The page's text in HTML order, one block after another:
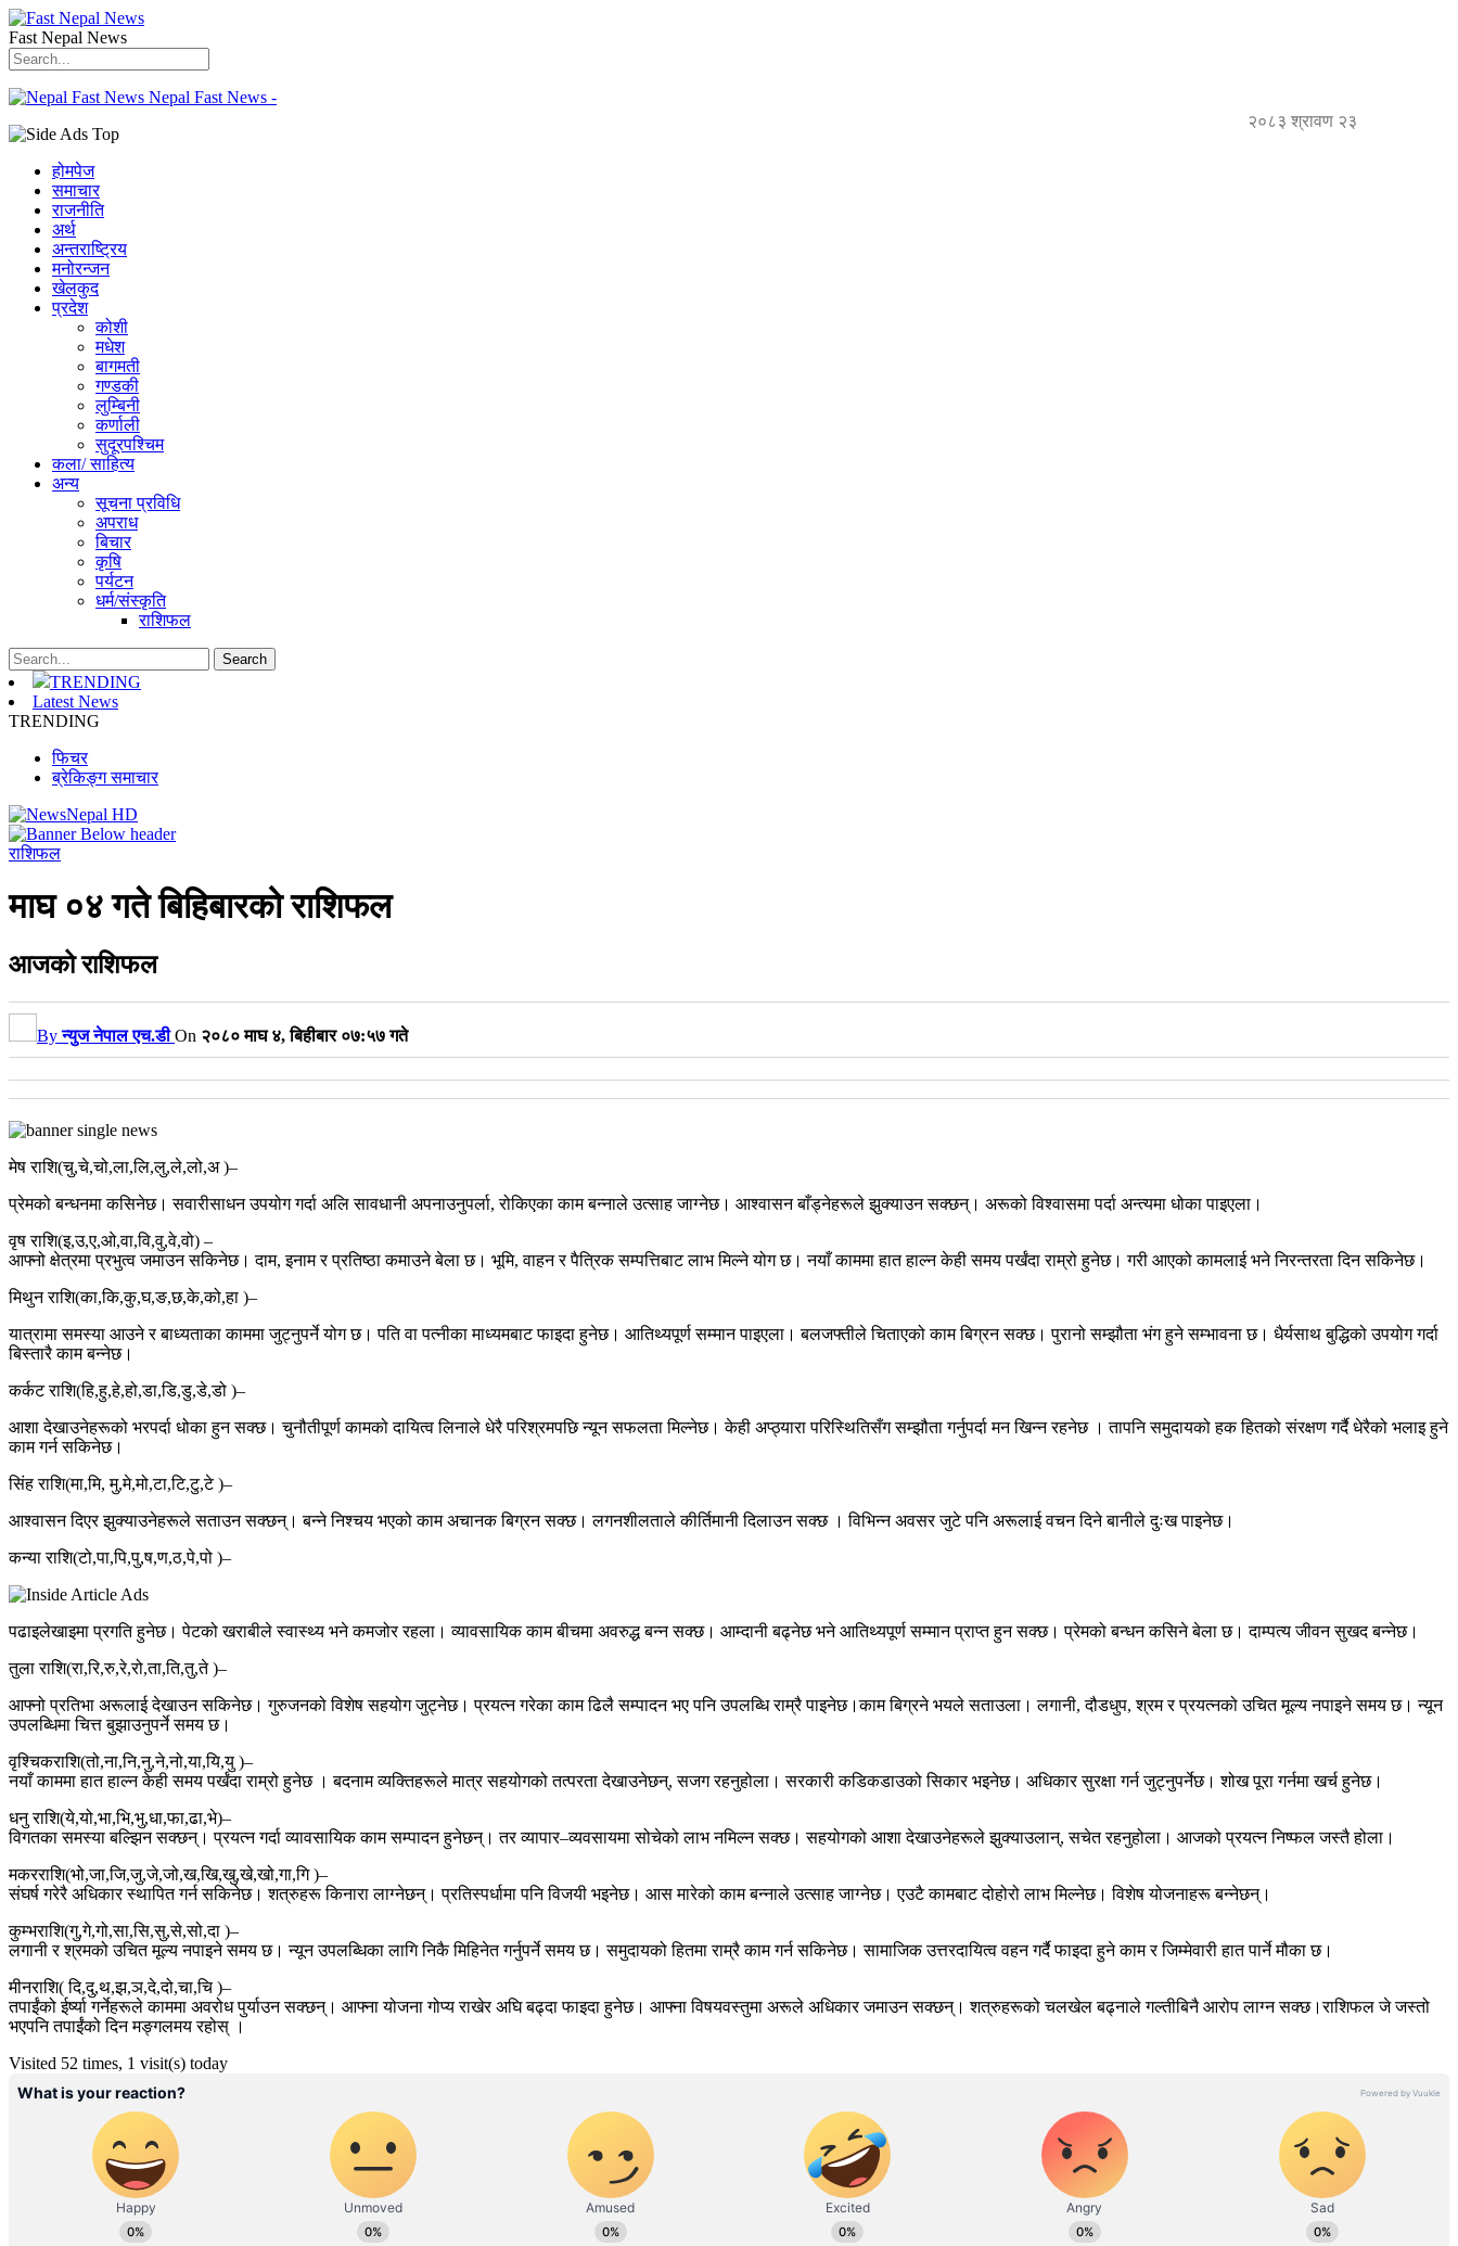
Fast Nepal News
Nepal Fast News -
२०८३ श्रावण २३
होमपेज
समाचार
राजनीति
अर्थ
अन्तराष्ट्रिय
मनोरन्जन
खेलकुद
प्रदेश
कोशी
मधेश
बागमती
गण्डकी
लुम्बिनी
कर्णाली
सुदूरपश्चिम
कला/ साहित्य
अन्य
सूचना प्रविधि
अपराध
बिचार
कृषि
पर्यटन
धर्म/संस्कृति
राशिफल
TRENDING
Latest News
TRENDING
फिचर
ब्रेकिङ्ग समाचार
राशिफल
माघ ०४ गते बिहिबारको राशिफल
आजको राशिफल
Byन्युज नेपाल एच.डी On २०८० माघ ४, बिहीबार ०७:५७ गते
मेष राशि(चु,चे,चो,ला,लि,लु,ले,लो,अ )–
प्रेमको बन्धनमा कसिनेछ। सवारीसाधन उपयोग गर्दा अलि सावधानी अपनाउनुपर्ला, रोकिएका काम बन्नाले उत्साह जाग्नेछ। आश्वासन बाँड्नेहरूले झुक्याउन सक्छन्। अरूको विश्वासमा पर्दा अन्त्यमा धोका पाइएला।
वृष राशि(इ,उ,ए,ओ,वा,वि,वु,वे,वो) –
आफ्नो क्षेत्रमा प्रभुत्व जमाउन सकिनेछ। दाम, इनाम र प्रतिष्ठा कमाउने बेला छ। भूमि, वाहन र पैत्रिक सम्पत्तिबाट लाभ मिल्ने योग छ। नयाँ काममा हात हाल्न केही समय पर्खंदा राम्रो हुनेछ। गरी आएको कामलाई भने निरन्तरता दिन सकिनेछ।
मिथुन राशि(का,कि,कु,घ,ङ,छ,के,को,हा )–
यात्रामा समस्या आउने र बाध्यताका काममा जुट्नुपर्ने योग छ। पति वा पत्नीका माध्यमबाट फाइदा हुनेछ। आतिथ्यपूर्ण सम्मान पाइएला। बलजफ्तीले चिताएको काम बिग्रन सक्छ। पुरानो सम्झौता भंग हुने सम्भावना छ। धैर्यसाथ बुद्धिको उपयोग गर्दा
बिस्तारै काम बन्नेछ।
कर्कट राशि(हि,हु,हे,हो,डा,डि,डु,डे,डो )–
आशा देखाउनेहरूको भरपर्दा धोका हुन सक्छ। चुनौतीपूर्ण कामको दायित्व लिनाले धेरै परिश्रमपछि न्यून सफलता मिल्नेछ। केही अप्ठ्यारा परिस्थितिसँग सम्झौता गर्नुपर्दा मन खिन्न रहनेछ । तापनि समुदायको हक हितको संरक्षण गर्दै धेरैको भलाइ हुने
काम गर्न सकिनेछ।
सिंह राशि(मा,मि, मु,मे,मो,टा,टि,टु,टे )–
आश्वासन दिएर झुक्याउनेहरूले सताउन सक्छन्। बन्ने निश्चय भएको काम अचानक बिग्रन सक्छ। लगनशीलताले कीर्तिमानी दिलाउन सक्छ । विभिन्न अवसर जुटे पनि अरूलाई वचन दिने बानीले दुःख पाइनेछ।
कन्या राशि(टो,पा,पि,पु,ष,ण,ठ,पे,पो )–
पढाइलेखाइमा प्रगति हुनेछ। पेटको खराबीले स्वास्थ्य भने कमजोर रहला। व्यावसायिक काम बीचमा अवरुद्ध बन्न सक्छ। आम्दानी बढ्नेछ भने आतिथ्यपूर्ण सम्मान प्राप्त हुन सक्छ। प्रेमको बन्धन कसिने बेला छ। दाम्पत्य जीवन सुखद बन्नेछ।
तुला राशि(रा,रि,रु,रे,रो,ता,ति,तु,ते )–
आफ्नो प्रतिभा अरूलाई देखाउन सकिनेछ। गुरुजनको विशेष सहयोग जुट्नेछ। प्रयत्न गरेका काम ढिलै सम्पादन भए पनि उपलब्धि राम्रै पाइनेछ।काम बिग्रने भयले सताउला। लगानी, दौडधुप, श्रम र प्रयत्नको उचित मूल्य नपाइने समय छ। न्यून
उपलब्धिमा चित्त बुझाउनुपर्ने समय छ।
वृश्चिकराशि(तो,ना,नि,नु,ने,नो,या,यि,यु )–
नयाँ काममा हात हाल्न केही समय पर्खंदा राम्रो हुनेछ । बदनाम व्यक्तिहरूले मात्र सहयोगको तत्परता देखाउनेछन्, सजग रहनुहोला। सरकारी कडिकडाउको सिकार भइनेछ। अधिकार सुरक्षा गर्न जुट्नुपर्नेछ। शोख पूरा गर्नमा खर्च हुनेछ।
धनु राशि(ये,यो,भा,भि,भु,धा,फा,ढा,भे)–
विगतका समस्या बल्झिन सक्छन्। प्रयत्न गर्दा व्यावसायिक काम सम्पादन हुनेछन्। तर व्यापार–व्यवसायमा सोचेको लाभ नमिल्न सक्छ। सहयोगको आशा देखाउनेहरूले झुक्याउलान्, सचेत रहनुहोला। आजको प्रयत्न निष्फल जस्तै होला।
मकरराशि(भो,जा,जि,जु,जे,जो,ख,खि,खु,खे,खो,गा,गि )–
संघर्ष गरेरै अधिकार स्थापित गर्न सकिनेछ। शत्रुहरू किनारा लाग्नेछन्। प्रतिस्पर्धामा पनि विजयी भइनेछ। आस मारेको काम बन्नाले उत्साह जाग्नेछ। एउटै कामबाट दोहोरो लाभ मिल्नेछ। विशेष योजनाहरू बन्नेछन्।
कुम्भराशि(गु,गे,गो,सा,सि,सु,से,सो,दा )–
लगानी र श्रमको उचित मूल्य नपाइने समय छ। न्यून उपलब्धिका लागि निकै मिहिनेत गर्नुपर्ने समय छ। समुदायको हितमा राम्रै काम गर्न सकिनेछ। सामाजिक उत्तरदायित्व वहन गर्दै फाइदा हुने काम र जिम्मेवारी हात पार्ने मौका छ।
मीनराशि( दि,दु,थ,झ,ञ,दे,दो,चा,चि )–
तपाईंको ईर्ष्या गर्नेहरूले काममा अवरोध पुर्याउन सक्छन्। आफ्ना योजना गोप्य राखेर अघि बढ्दा फाइदा हुनेछ। आफ्ना विषयवस्तुमा अरूले अधिकार जमाउन सक्छन्। शत्रुहरूको चलखेल बढ्नाले गल्तीबिनै आरोप लाग्न सक्छ।राशिफल जे जस्तो
भएपनि तपाईंको दिन मङ्गलमय रहोस् ।
Visited 52 times, 1 visit(s) today